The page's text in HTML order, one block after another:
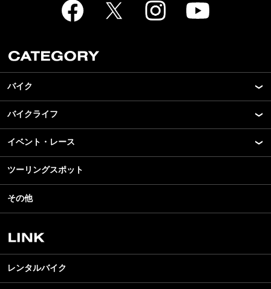
バイク
New Model Show
モデル情報
カスタマイズパーツ
テクノロジー
名車・旧車
ビジネス
バイクライフ
アプリ
ライディングギア
ツーリング
アウトドア
レンタルバイク
イベント・レース
モータースポーツ
イベント
スクール・レッスン
ツーリングスポット
その他
レンタルバイク